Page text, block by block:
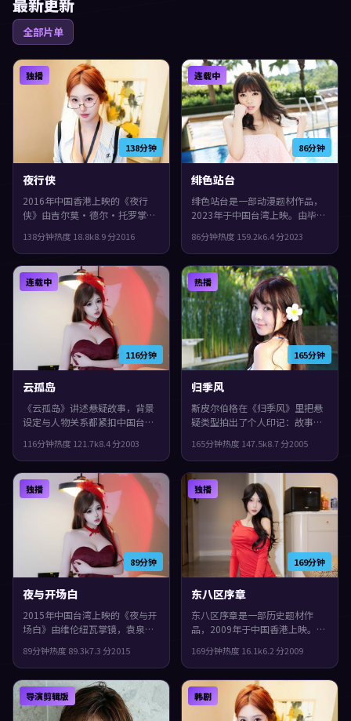
最新更新
全部片单
138分钟
独播
夜行侠
2016年中国香港上映的《夜行
侠》由吉尔莫·德尔·托罗掌
绎。类型上偏科幻，镜头语言偏
写实，细节里埋着伏笔，整体完
成度较高，适合喜欢细腻叙事与
人物刻画的观众。
138分钟热度 18.8k8.9分2016
86分钟
连载中
绯色站台
绯色站台是一部动漫题材作品，
2023年于中国台湾上映。由毕赣
演。城市空间成为情绪与悬念的
载体，整体完成度较高，适合喜
欢细腻叙事与人物刻画的观众。
86分钟热度 159.2k6.4分2023
116分钟
连载中
云孤岛
《云孤岛》讲述悬疑故事，背景
设定与人物关系都紧扣中国台湾
冯小刚执导，沈腾、秦昊、全度
妍领衔。节奏前半段克制蓄力，
后半段集中爆发，片尾余味很
足。
116分钟热度 121.7k8.4分2003
165分钟
热播
归季风
斯皮尔伯格在《归季风》里把悬
疑类型拍出了个人印记：故事发
面。主演包括胡歌、雷佳音、菅
田将晖。影片在类型框架里仍保
留了作者表达，配乐与声场强化
了不安与孤独感。
165分钟热度 147.5k8.7分2005
89分钟
独播
夜与开场白
2015年中国台湾上映的《夜与开
场白》由维伦纽瓦掌镜，袁泉、
上偏动漫，镜头语言偏写实，细
节里埋着伏笔，片尾余味很足。
89分钟热度 89.3k7.3 分2015
169分钟
独播
东八区序章
东八区序章是一部历史题材作
品，2009年于中国香港上映。由
玺、菅田将晖等主演。镜头语言
偏写实，细节里埋着伏笔，观感
紧凑，值得推荐。
169分钟热度 16.1k6.2 分2009
导演剪辑版 韩剧